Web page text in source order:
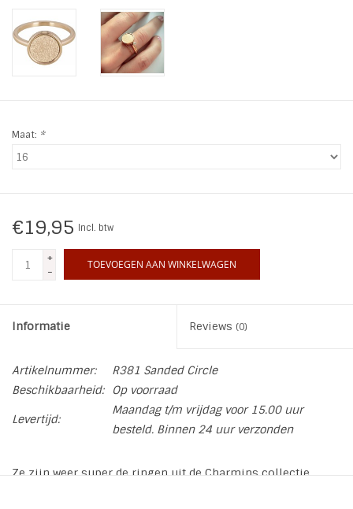
Charmin*s
SALE
Maat: *
€19,95 Incl. btw
+
-
TOEVOEGEN AAN WINKELWAGEN
Informatie Reviews (0)
Artikelnummer:
R381 Sanded Circle
Beschikbaarheid:
Op voorraad
Levertijd:
Maandag t/m vrijdag voor 15.00 uur
besteld. Binnen 24 uur verzonden
Ze zijn weer super de ringen uit de Charmins collectie.